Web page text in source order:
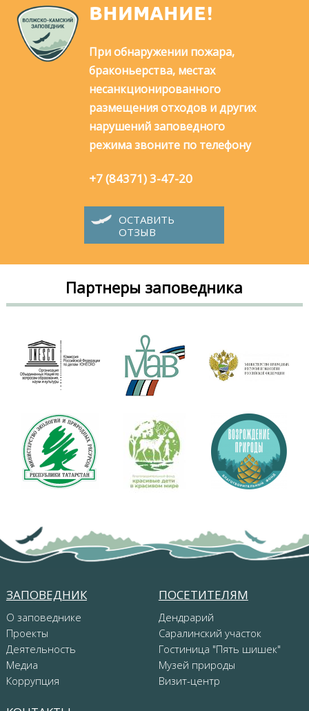
ВНИМАНИЕ!
При обнаружении пожара,
браконьерства, местах
несанкционированного
размещения отходов и других
нарушений заповедного
режима звоните по телефону
+7 (84371) 3-47-20
ОСТАВИТЬ
ОТЗЫВ
Партнеры заповедника
ЗАПОВЕДНИК
О заповеднике
Проекты
Деятельность
Медиа
Коррупция
ПОСЕТИТЕЛЯМ
Дендрарий
Саралинский участок
Гостиница "Пять шишек"
Музей природы
Визит-центр